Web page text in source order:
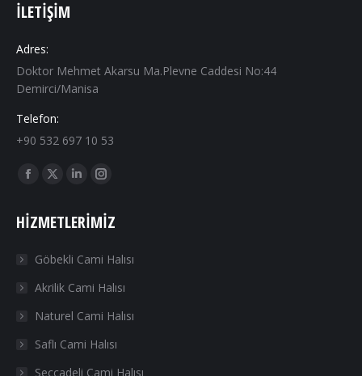
İLETIŞIM
Adres:
Doktor Mehmet Akarsu Ma.Plevne Caddesi No:44
Demirci/Manisa
Telefon:
+90 532 697 10 53
Find us on:
Facebook
opens
new
window
X
opens
new
window
Linkedin
opens
new
window
Instagram
opens
new
window
HIZMETLERIMIZ
Göbekli Cami Halısı
Akrilik Cami Halısı
Naturel Cami Halısı
Saflı Cami Halısı
Seccadeli Cami Halısı